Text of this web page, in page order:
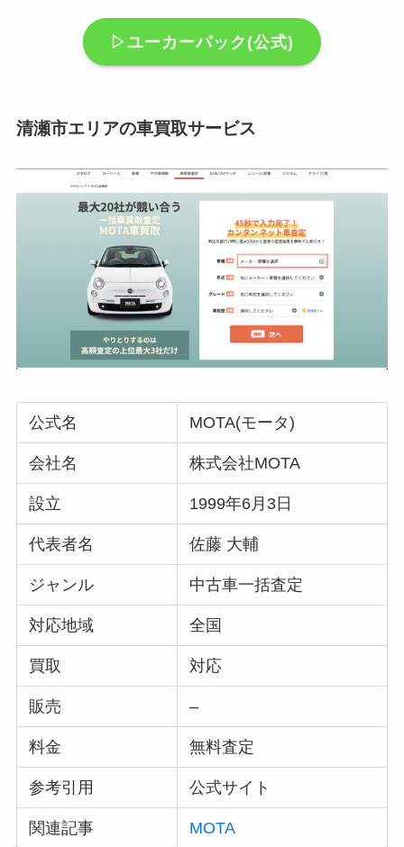
▷ユーカーパック(公式)
清瀬市エリアの車買取サービス
公式名 MOTA(モータ)
会社名 株式会社MOTA
設立 1999年6月3日
代表者名 佐藤 大輔
ジャンル 中古車一括査定
対応地域 全国
買取 対応
販売 –
料金 無料査定
参考引用 公式サイト
関連記事 MOTA